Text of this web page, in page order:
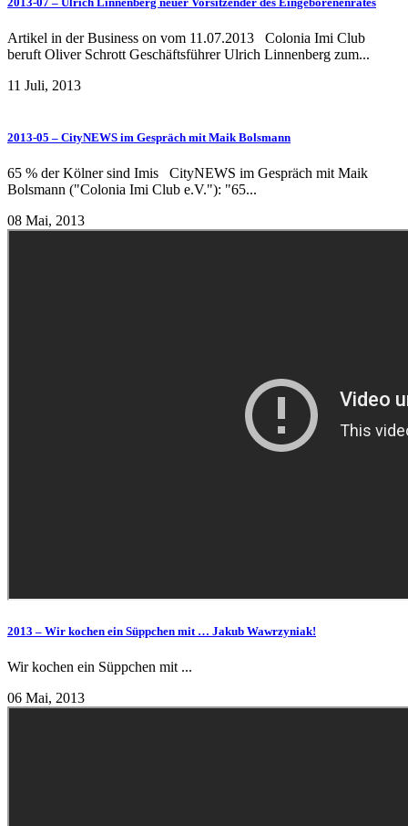
Artikel in der Business on vom 11.07.2013 Colonia Imi Club
beruft Oliver Schrott Geschäftsführer Ulrich Linnenberg zum...
11 Juli, 2013
2013-05 – CityNEWS im Gespräch mit Maik Bolsmann
65 % der Kölner sind Imis CityNEWS im Gespräch mit Maik
Bolsmann ("Colonia Imi Club e.V."): "65...
08 Mai, 2013
2013 – Wir kochen ein Süppchen mit … Jakub Wawrzyniak!
Wir kochen ein Süppchen mit ...
06 Mai, 2013